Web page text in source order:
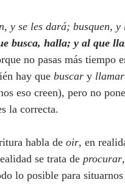
y se les dará; busquen,
busca, halla; y al que
no pasas más tiempo
hay que buscar y llamar
eso creen), pero no
la correcta.
habla de
oir, en
se trata de procurar
lo posible para